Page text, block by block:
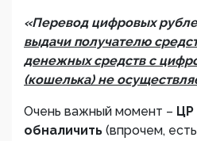
«Перевод цифровых
выдачи получателю
денежных средств с
(кошелька) не
Очень важный момент – ЦР
обналичить (впрочем,